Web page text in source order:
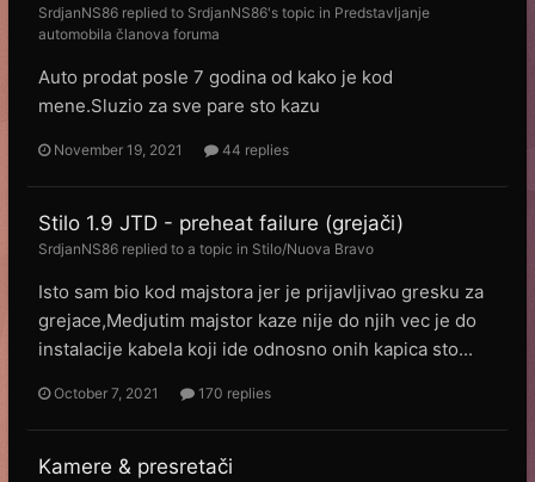
SrdjanNS86 replied to SrdjanNS86's topic in Predstavljanje
automobila članova foruma
Auto prodat posle 7 godina od kako je kod
mene.Sluzio za sve pare sto kazu
November 19, 2021 44 replies
Stilo 1.9 JTD - preheat failure (grejači)
SrdjanNS86 replied to a topic in Stilo/Nuova Bravo
Isto sam bio kod majstora jer je prijavljivao gresku za
grejace,Medjutim majstor kaze nije do njih vec je do
instalacije kabela koji ide odnosno onih kapica sto...
October 7, 2021 170 replies
Kamere & presretači